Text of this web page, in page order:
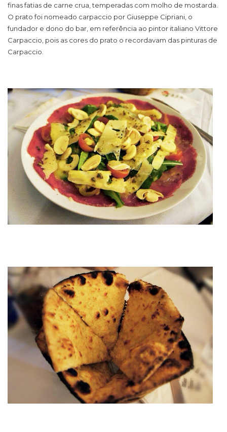
finas fatias de carne crua, temperadas com molho de mostarda.
O prato foi nomeado carpaccio por Giuseppe Cipriani, o
fundador e dono do bar, em referência ao pintor italiano Vittore
Carpaccio, pois as cores do prato o recordavam das pinturas de
Carpaccio.